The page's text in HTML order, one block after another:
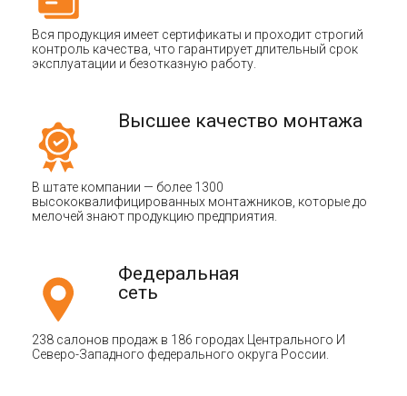
Вся продукция имеет сертификаты и проходит строгий
контроль качества, что гарантирует длительный срок
эксплуатации и безотказную работу.
Высшее качество монтажа
В штате компании — более 1300
высококвалифицированных монтажников, которые до
мелочей знают продукцию предприятия.
Федеральная
сеть
238 салонов продаж в 186 городах Центрального И
Северо-Западного федерального округа России.